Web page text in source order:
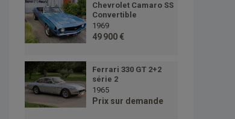
Chevrolet Camaro SS
Convertible
1969
49 900 €
Ferrari 330 GT 2+2
série 2
1965
Prix sur demande